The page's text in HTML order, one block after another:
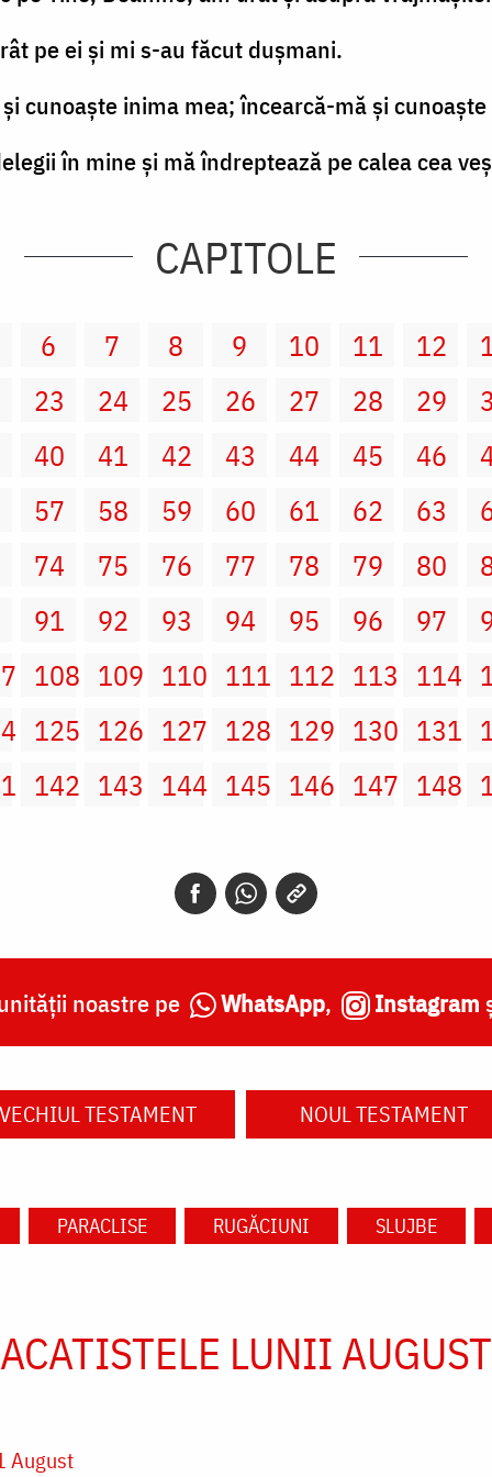
pe ei şi mi s-au făcut duşmani.
cunoaşte inima mea; încearcă-mă şi
în mine şi mă îndreptează pe calea cea
CAPITOLE
6 7 8 9 10 11 12
23 24 25 26 27 28 29
40 41 42 43 44 45 46
57 58 59 60 61 62 63
74 75 76 77 78 79 80
91 92 93 94 95 96 97
108 109 110 111 112 113 114
125 126 127 128 129 130 131
142 143 144 145 146 147 148
noastre pe WhatsApp, Instagram
VECHIUL TESTAMENT NOUL TESTAMENT
PARACLISE RUGĂCIUNI SLUJBE
ACATISTELE LUNII AUGUST
August